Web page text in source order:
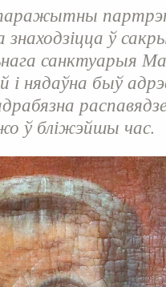
ў
санктуарыя
і нядаўна быў
ў бліжэйшы час.